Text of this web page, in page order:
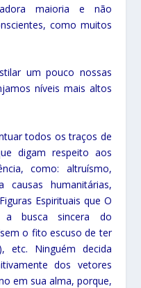
maioria e não
como muitos
um pouco nossas
níveis mais altos
todos os traços de
digam respeito aos
como: altruísmo,
causas humanitárias,
Espirituais que O
a busca sincera do
o fito escuso de ter
etc. Ninguém decida
dos vetores
em sua alma, porque,